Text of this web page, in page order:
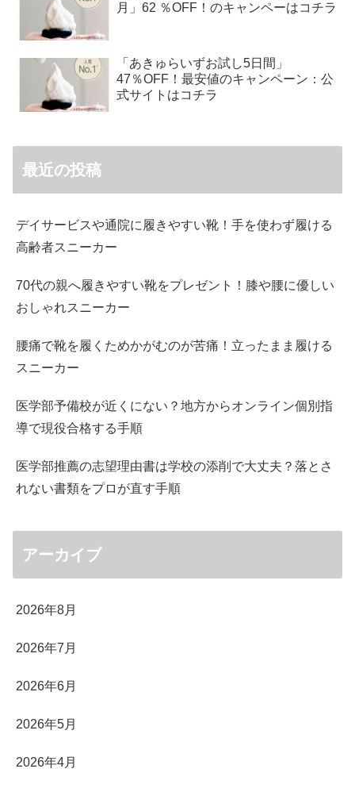
月」62 ％OFF！のキャンペーはコチラ
「あきゅらいずお試し5日間」
47％OFF！最安値のキャンペーン：公
式サイトはコチラ
最近の投稿
デイサービスや通院に履きやすい靴！手を使わず履ける
高齢者スニーカー
70代の親へ履きやすい靴をプレゼント！膝や腰に優しい
おしゃれスニーカー
腰痛で靴を履くためかがむのが苦痛！立ったまま履ける
スニーカー
医学部予備校が近くにない？地方からオンライン個別指
導で現役合格する手順
医学部推薦の志望理由書は学校の添削で大丈夫？落とさ
れない書類をプロが直す手順
アーカイブ
2026年8月
2026年7月
2026年6月
2026年5月
2026年4月